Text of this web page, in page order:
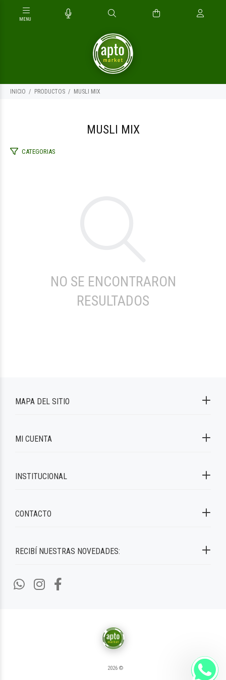
INICIO PRODUCTOS MUSLI MIX
MUSLI MIX
CATEGORIAS
NO SE ENCONTRARON
RESULTADOS
RECIBÍ NUESTRAS NOVEDADES:
MAPA DEL SITIO
MI CUENTA
INSTITUCIONAL
CONTACTO
2026 ©